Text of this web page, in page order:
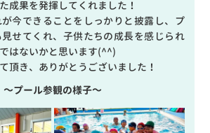
成果を発揮してくれました！
今できることをしっかりと披露し、プ
せてくれ、子供たちの成長を感じられ
はないかと思います(^^)
頂き、ありがとうございました！
～プール参観の様子～